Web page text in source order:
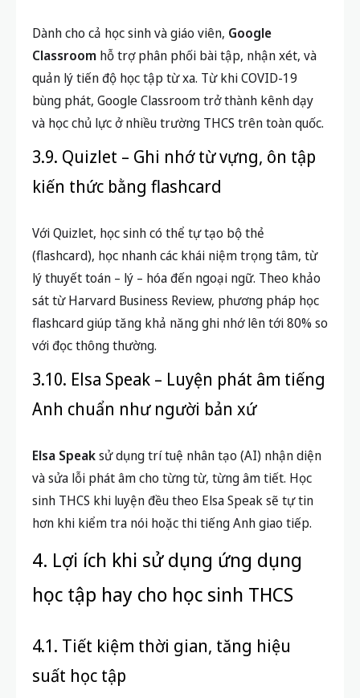
Dành cho cả học sinh và giáo viên, Google
Classroom hỗ trợ phân phối bài tập, nhận xét, và
quản lý tiến độ học tập từ xa. Từ khi COVID-19
bùng phát, Google Classroom trở thành kênh dạy
và học chủ lực ở nhiều trường THCS trên toàn quốc.
3.9. Quizlet – Ghi nhớ từ vựng, ôn tập
kiến thức bằng flashcard
Với Quizlet, học sinh có thể tự tạo bộ thẻ
(flashcard), học nhanh các khái niệm trọng tâm, từ
lý thuyết toán – lý – hóa đến ngoại ngữ. Theo khảo
sát từ Harvard Business Review, phương pháp học
flashcard giúp tăng khả năng ghi nhớ lên tới 80% so
với đọc thông thường.
3.10. Elsa Speak – Luyện phát âm tiếng
Anh chuẩn như người bản xứ
Elsa Speaksử dụng trí tuệ nhân tạo (AI) nhận diện
và sửa lỗi phát âm cho từng từ, từng âm tiết. Học
sinh THCS khi luyện đều theo Elsa Speak sẽ tự tin
hơn khi kiểm tra nói hoặc thi tiếng Anh giao tiếp.
4. Lợi ích khi sử dụng ứng dụng
học tập hay cho học sinh THCS
4.1. Tiết kiệm thời gian, tăng hiệu
suất học tập